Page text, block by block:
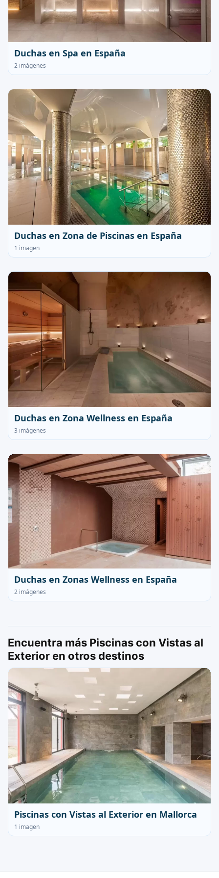
Duchas en Spa en España
2 imágenes
Duchas en Zona de Piscinas en España
1 imagen
Duchas en Zona Wellness en España
3 imágenes
Duchas en Zonas Wellness en España
2 imágenes
Encuentra más Piscinas con Vistas al
Exterior en otros destinos
Piscinas con Vistas al Exterior en Mallorca
1 imagen